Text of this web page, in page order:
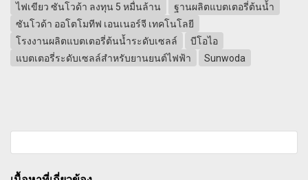
ไฟเขียว ซันโวด้า ลงทุน 5 หมื่นล้าน
ฐานผลิตแบตเตอรี่ต้นน้ำ
ซันโวด้า ออโตโมทีฟ เอนเนอร์จี เทคโนโลยี
โรงงานผลิตแบตเตอรี่ต้นน้ำระดับเซลล์
บีโอไอ
แบตเตอรี่ระดับเซลล์สำหรับยานยนต์ไฟฟ้า
Sunwoda